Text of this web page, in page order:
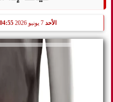
الأحد 04:55 صـ